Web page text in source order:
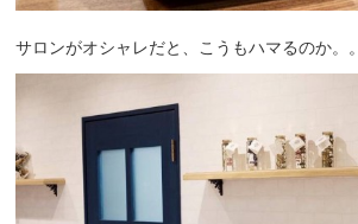
サロンがオシャレだと、こうもハマるのか。。